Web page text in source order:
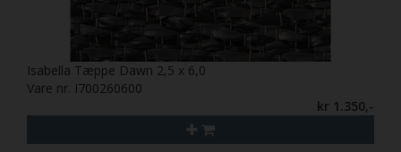
Isabella Tæppe Dawn 2,5 x 6,0
Vare nr. I700260600
kr 1.350,-